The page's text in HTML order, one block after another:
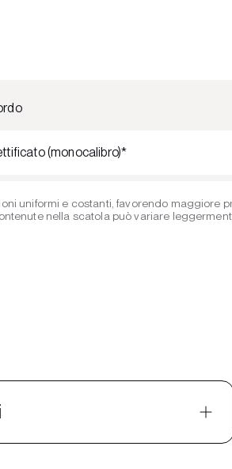
(monocalibro)*
uniformi e costanti, favorendo maggiore
nella scatola può variare